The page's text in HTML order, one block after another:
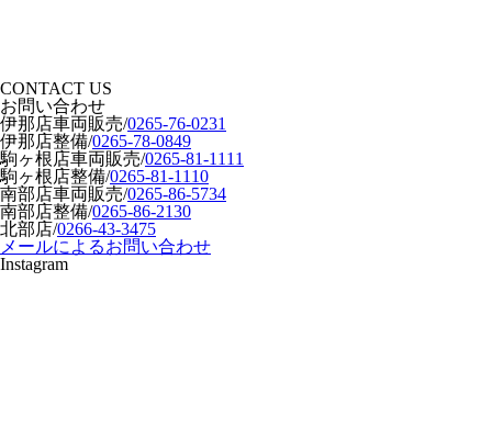
CONTACT US
お問い合わせ
伊那店車両販売/0265-76-0231
伊那店整備/0265-78-0849
駒ヶ根店車両販売/0265-81-1111
駒ヶ根店整備/0265-81-1110
南部店車両販売/0265-86-5734
南部店整備/0265-86-2130
北部店/0266-43-3475
メールによるお問い合わせ
Instagram